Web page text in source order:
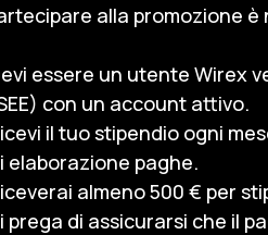
alla promozione è
essere un utente Wirex
con un account attivo.
il tuo stipendio ogni
elaborazione paghe.
almeno 500 € per
prega di assicurarsi che il